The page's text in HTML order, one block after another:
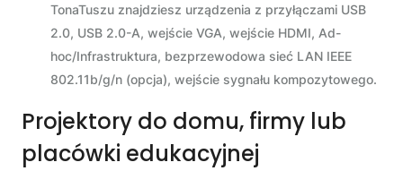
TonaTuszu znajdziesz urządzenia z przyłączami USB
2.0, USB 2.0-A, wejście VGA, wejście HDMI, Ad-
hoc/Infrastruktura, bezprzewodowa sieć LAN IEEE
802.11b/g/n (opcja), wejście sygnału kompozytowego.
Projektory do domu, firmy lub
placówki edukacyjnej